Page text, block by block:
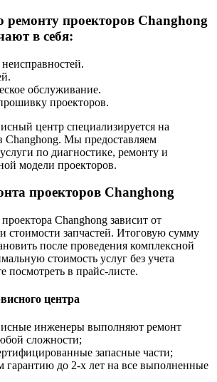
проекторов Changhong
в себя:
обслуживание.
проекторов.
центр специализируется на
Changhong. Мы предоставляем
по диагностике, ремонту и
модели проекторов.
проекторов Changhong
Changhong зависит от
стоимости запчастей. Итоговую сумму
после проведения комплексной
стоимость услуг без учета
посмотреть в прайс-листе.
центра
инженеры выполняют ремонт
сложности;
запасные части;
гарантию до 2-х лет на все выполненные